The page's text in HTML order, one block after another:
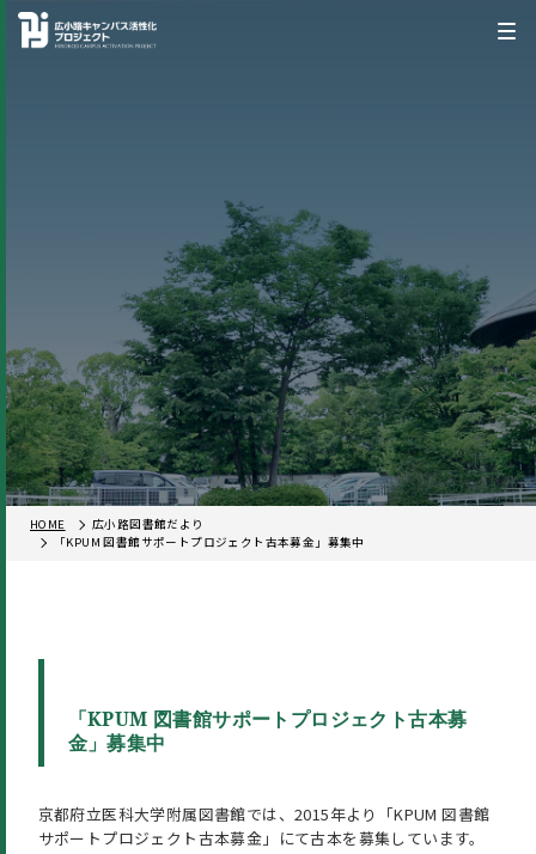
HOME
広小路図書館だより
「KPUM 図書館サポートプロジェクト古本募金」募集中
「KPUM 図書館サポートプロジェクト古本募
金」募集中
京都府立医科大学附属図書館では、2015年より「KPUM 図書館
サポートプロジェクト古本募金」にて古本を募集しています。